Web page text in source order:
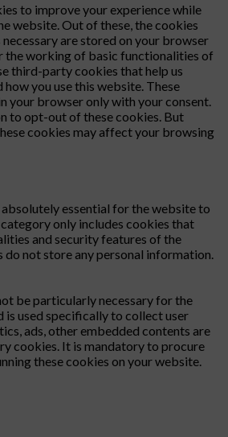
to improve your experience while
website. Out of these, the cookies
are stored on your browser
the working of basic functionalities of
third-party cookies that help us
how you use this website. These
your browser only with your consent.
to opt-out of these cookies. But
cookies may affect your browsing
essential for the website to
only includes cookies that
and security features of the
do not store any personal information.
be particularly necessary for the
used specifically to collect user
ads, other embedded contents are
cookies. It is mandatory to procure
these cookies on your website.